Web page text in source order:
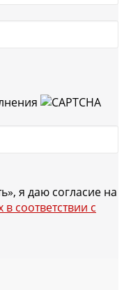
я даю согласие на
соответствии с